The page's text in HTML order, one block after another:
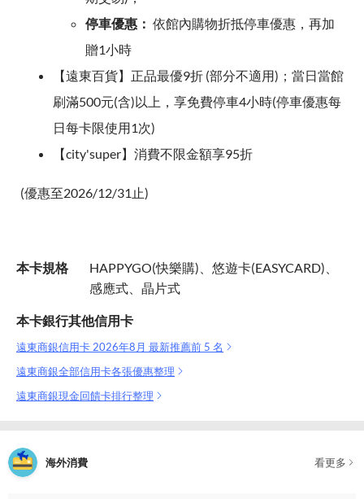
停車優惠： 依館內購物折抵停車優惠，再加
贈1小時
【遠東百貨】正品最優9折 (部分不適用)；當日當館
刷滿500元(含)以上，享免費停車4小時(停車優惠每
日每卡限使用1次)
【city'super】消費不限金額享95折
(優惠至2026/12/31止)
本卡規格
HAPPYGO(快樂購)、悠遊卡(EASYCARD)、
感應式、晶片式
本卡銀行其他信用卡
遠東商銀信用卡 2026年8月 最新推薦前 5 名
遠東商銀全部信用卡各張優惠整理
遠東商銀現金回饋卡排行整理
海外消費 看更多